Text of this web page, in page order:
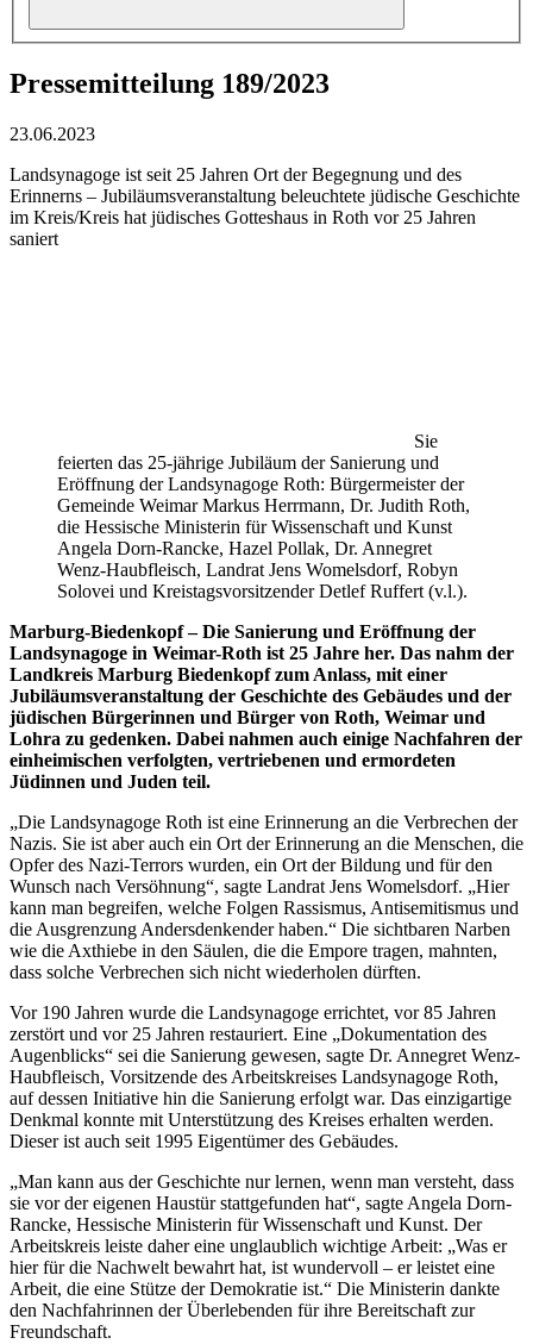
Pressemitteilung 189/2023
23.06.2023
Landsynagoge ist seit 25 Jahren Ort der Begegnung und des
Erinnerns – Jubiläumsveranstaltung beleuchtete jüdische Geschichte
im Kreis/Kreis hat jüdisches Gotteshaus in Roth vor 25 Jahren
saniert
Sie
feierten das 25-jährige Jubiläum der Sanierung und
Eröffnung der Landsynagoge Roth: Bürgermeister der
Gemeinde Weimar Markus Herrmann, Dr. Judith Roth,
die Hessische Ministerin für Wissenschaft und Kunst
Angela Dorn-Rancke, Hazel Pollak, Dr. Annegret
Wenz-Haubfleisch, Landrat Jens Womelsdorf, Robyn
Solovei und Kreistagsvorsitzender Detlef Ruffert (v.l.).
Marburg-Biedenkopf – Die Sanierung und Eröffnung der
Landsynagoge in Weimar-Roth ist 25 Jahre her. Das nahm der
Landkreis Marburg Biedenkopf zum Anlass, mit einer
Jubiläumsveranstaltung der Geschichte des Gebäudes und der
jüdischen Bürgerinnen und Bürger von Roth, Weimar und
Lohra zu gedenken. Dabei nahmen auch einige Nachfahren der
einheimischen verfolgten, vertriebenen und ermordeten
Jüdinnen und Juden teil.
„Die Landsynagoge Roth ist eine Erinnerung an die Verbrechen der
Nazis. Sie ist aber auch ein Ort der Erinnerung an die Menschen, die
Opfer des Nazi-Terrors wurden, ein Ort der Bildung und für den
Wunsch nach Versöhnung“, sagte Landrat Jens Womelsdorf. „Hier
kann man begreifen, welche Folgen Rassismus, Antisemitismus und
die Ausgrenzung Andersdenkender haben.“ Die sichtbaren Narben
wie die Axthiebe in den Säulen, die die Empore tragen, mahnten,
dass solche Verbrechen sich nicht wiederholen dürften.
Vor 190 Jahren wurde die Landsynagoge errichtet, vor 85 Jahren
zerstört und vor 25 Jahren restauriert. Eine „Dokumentation des
Augenblicks“ sei die Sanierung gewesen, sagte Dr. Annegret Wenz-
Haubfleisch, Vorsitzende des Arbeitskreises Landsynagoge Roth,
auf dessen Initiative hin die Sanierung erfolgt war. Das einzigartige
Denkmal konnte mit Unterstützung des Kreises erhalten werden.
Dieser ist auch seit 1995 Eigentümer des Gebäudes.
„Man kann aus der Geschichte nur lernen, wenn man versteht, dass
sie vor der eigenen Haustür stattgefunden hat“, sagte Angela Dorn-
Rancke, Hessische Ministerin für Wissenschaft und Kunst. Der
Arbeitskreis leiste daher eine unglaublich wichtige Arbeit: „Was er
hier für die Nachwelt bewahrt hat, ist wundervoll – er leistet eine
Arbeit, die eine Stütze der Demokratie ist.“ Die Ministerin dankte
den Nachfahrinnen der Überlebenden für ihre Bereitschaft zur
Freundschaft.